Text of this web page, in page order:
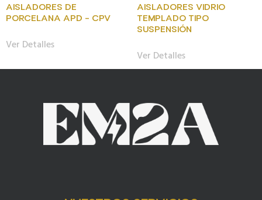
AISLADORES DE
PORCELANA APD – CPV
Ver Detalles
AISLADORES VIDRIO
TEMPLADO TIPO
SUSPENSIÓN
Ver Detalles